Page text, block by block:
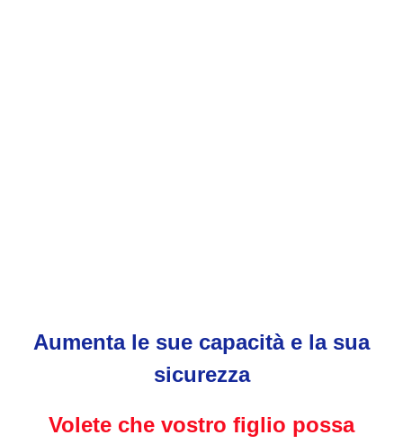
Aumenta le sue capacità e la sua
sicurezza
Volete che vostro figlio possa